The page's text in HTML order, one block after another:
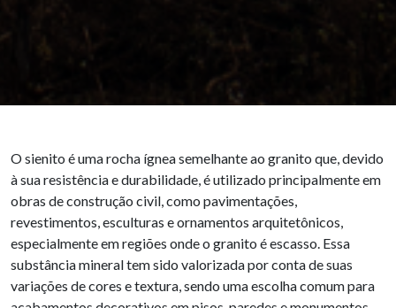
O sienito é uma rocha ígnea semelhante ao granito que, devido
à sua resistência e durabilidade, é utilizado principalmente em
obras de construção civil, como pavimentações,
revestimentos, esculturas e ornamentos arquitetônicos,
especialmente em regiões onde o granito é escasso. Essa
substância mineral tem sido valorizada por conta de suas
variações de cores e textura, sendo uma escolha comum para